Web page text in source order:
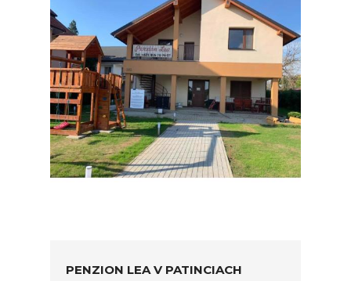
PENZION LEA V PATINCIACH